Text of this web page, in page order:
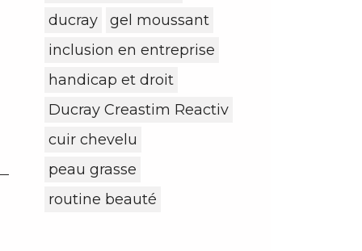
ducray
gel moussant
inclusion en entreprise
handicap et droit
Ducray Creastim Reactiv
cuir chevelu
peau grasse
routine beauté